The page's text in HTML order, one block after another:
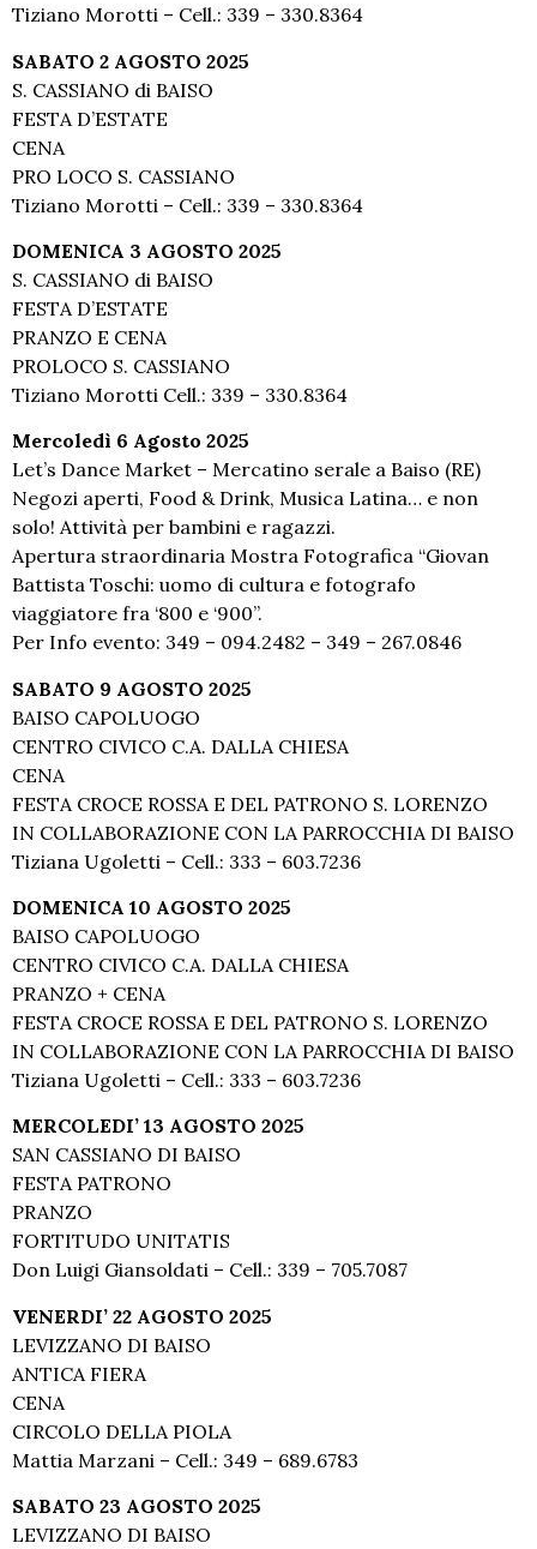
Tiziano Morotti – Cell.: 339 – 330.8364
SABATO 2 AGOSTO 2025
S. CASSIANO di BAISO
FESTA D’ESTATE
CENA
PRO LOCO S. CASSIANO
Tiziano Morotti – Cell.: 339 – 330.8364
DOMENICA 3 AGOSTO 2025
S. CASSIANO di BAISO
FESTA D’ESTATE
PRANZO E CENA
PROLOCO S. CASSIANO
Tiziano Morotti Cell.: 339 – 330.8364
Mercoledì 6 Agosto 2025
Let’s Dance Market – Mercatino serale a Baiso (RE)
Negozi aperti, Food & Drink, Musica Latina… e non
solo! Attività per bambini e ragazzi.
Apertura straordinaria Mostra Fotografica “Giovan
Battista Toschi: uomo di cultura e fotografo
viaggiatore fra ‘800 e ‘900”.
Per Info evento: 349 – 094.2482 – 349 – 267.0846
SABATO 9 AGOSTO 2025
BAISO CAPOLUOGO
CENTRO CIVICO C.A. DALLA CHIESA
CENA
FESTA CROCE ROSSA E DEL PATRONO S. LORENZO
IN COLLABORAZIONE CON LA PARROCCHIA DI BAISO
Tiziana Ugoletti – Cell.: 333 – 603.7236
DOMENICA 10 AGOSTO 2025
BAISO CAPOLUOGO
CENTRO CIVICO C.A. DALLA CHIESA
PRANZO + CENA
FESTA CROCE ROSSA E DEL PATRONO S. LORENZO
IN COLLABORAZIONE CON LA PARROCCHIA DI BAISO
Tiziana Ugoletti – Cell.: 333 – 603.7236
MERCOLEDI’ 13 AGOSTO 2025
SAN CASSIANO DI BAISO
FESTA PATRONO
PRANZO
FORTITUDO UNITATIS
Don Luigi Giansoldati – Cell.: 339 – 705.7087
VENERDI’ 22 AGOSTO 2025
LEVIZZANO DI BAISO
ANTICA FIERA
CENA
CIRCOLO DELLA PIOLA
Mattia Marzani – Cell.: 349 – 689.6783
SABATO 23 AGOSTO 2025
LEVIZZANO DI BAISO